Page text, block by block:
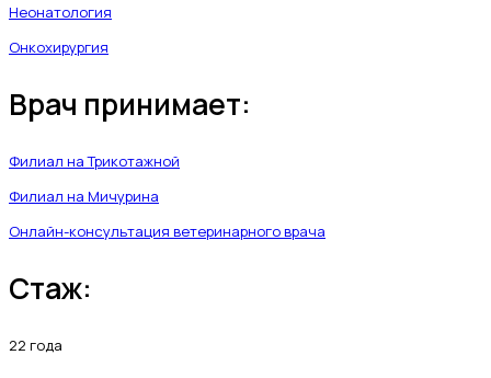
Неонатология
Онкохирургия
Врач принимает:
Филиал на Трикотажной
Филиал на Мичурина
Онлайн-консультация ветеринарного врача
Стаж:
22 года